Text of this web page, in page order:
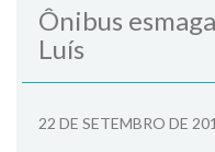
Ônibus
Luís
22 DE SETEMBRO DE